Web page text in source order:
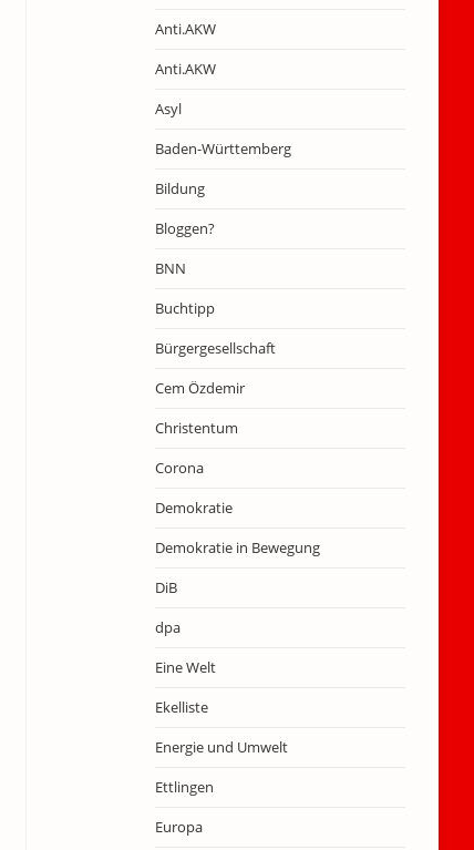
Anti.AKW
Anti.AKW
Asyl
Baden-Württemberg
Bildung
Bloggen?
BNN
Buchtipp
Bürgergesellschaft
Cem Özdemir
Christentum
Corona
Demokratie
Demokratie in Bewegung
DiB
dpa
Eine Welt
Ekelliste
Energie und Umwelt
Ettlingen
Europa